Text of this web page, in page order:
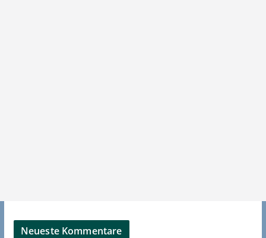
Neueste Kommentare